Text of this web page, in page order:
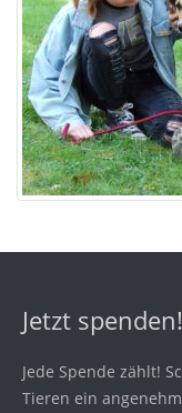
Jetzt spenden!
Jede Spende zählt!
Tieren ein